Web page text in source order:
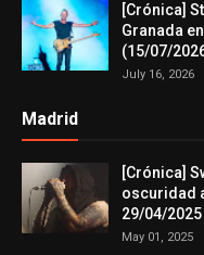
[Crónica]
Granada
(15/07/
July 16, 2026
Madrid
[Crónica]
oscuridad
29/04/2025
May 01, 2025